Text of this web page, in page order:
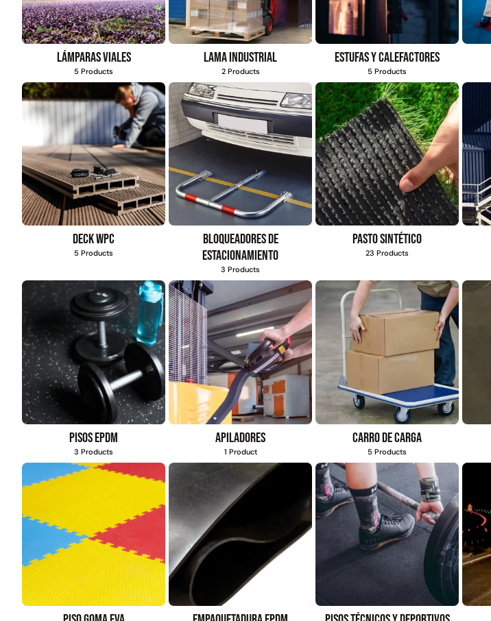
Lámparas viales
5 Products
Lama industrial
2 Products
Estufas y calefactores
5 Products
Deck WPC
5 Products
Bloqueadores de
estacionamiento
3 Products
Pasto sintético
23 Products
Pisos EPDM
3 Products
Apiladores
1 Product
Carro de carga
5 Products